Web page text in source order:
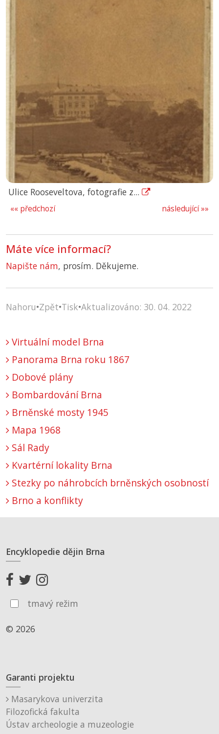
Ulice Rooseveltova, fotografie z...
následující »»
«« předchozí
Máte více informací?
Napište nám, prosím. Děkujeme.
Nahoru•Zpět•Tisk•Aktualizováno: 30. 04. 2022
Virtuální model Brna
Panorama Brna roku 1867
Dobové plány
Bombardování Brna
Brněnské mosty 1945
Mapa 1968
Sál Rady
Kvartérní lokality Brna
Stezky po náhrobcích brněnských osobností
Brno a konflikty
Encyklopedie dějin Brna
tmavý režim
© 2026
Garanti projektu
Masarykova univerzita
Filozofická fakulta
Ústav archeologie a muzeologie